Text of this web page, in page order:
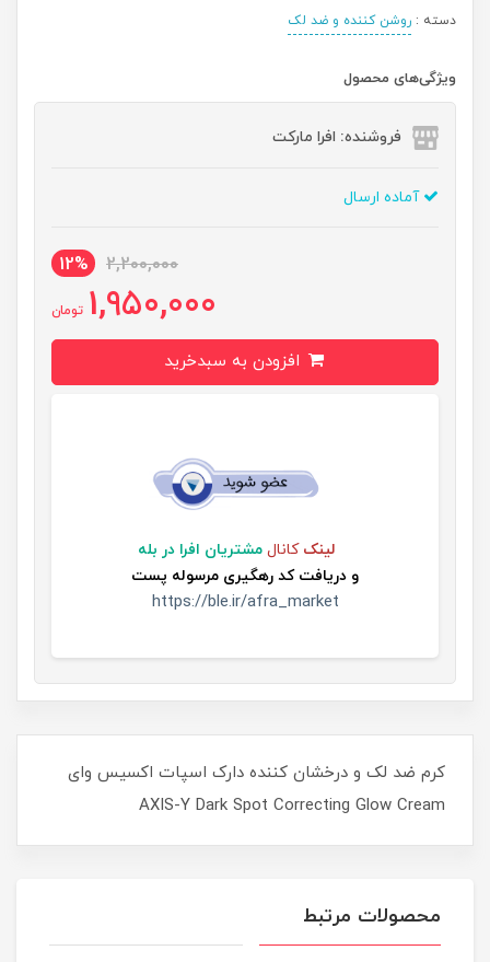
دسته : روشن کننده و ضد لک
ویژگی‌های محصول
فروشنده: افرا مارکت
آماده ارسال
2,200,000
12%
1,950,000 تومان
لینک کانال مشتریان افرا در بله
و دریافت کد رهگیری مرسوله پست
https://ble.ir/afra_market
کرم ضد لک و درخشان کننده دارک اسپات اکسیس وای
AXIS-Y Dark Spot Correcting Glow Cream
محصولات مرتبط